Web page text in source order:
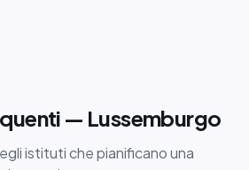
— Lussemburgo
istituti che pianificano una